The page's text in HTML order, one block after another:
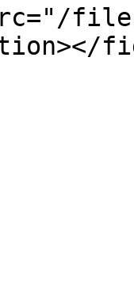
files/